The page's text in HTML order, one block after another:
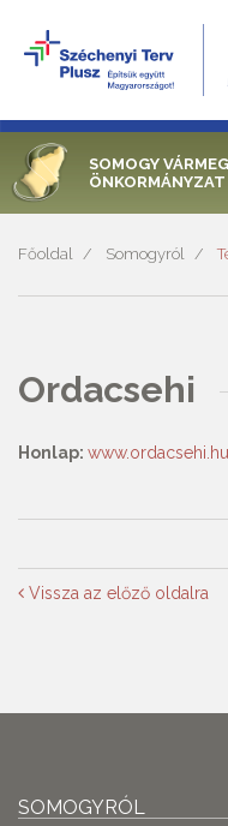
SOMOGY
ÖNKORMÁNYZAT
Főoldal Somogyról
Ordacsehi
Honlap:
Vissza az előző oldalra
SOMOGYRÓL